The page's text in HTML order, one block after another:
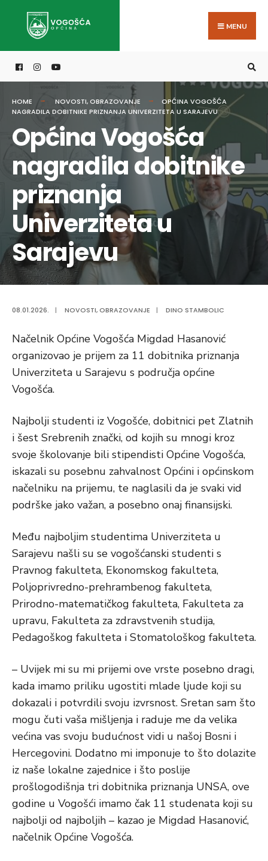
MENU
HOME NOVOSTI,OBRAZOVANJE
OPĆINA VOGOŠĆA
NAGRADILA DOBITNIKE PRIZNANJA UNIVERZITETA U SARAJEVU
Općina Vogošća
nagradila dobitnike
priznanja
Univerziteta u
Sarajevu
08.01.2026. | NOVOSTI,OBRAZOVANJE | DINO STAMBOLIC
Načelnik Općine Vogošća Migdad Hasanović
organizovao je prijem za 11 dobitnika priznanja
Univerziteta u Sarajevu s područja općine
Vogošća.
Najbolji studenti iz Vogošće, dobitnici pet Zlatnih
i šest Srebrenih znački, od kojih su mnogi kroz
svoje školovanje bili stipendisti Općine Vogošća,
iskazali su posebnu zahvalnost Općini i općinskom
načelniku na prijemu, te naglasili da je svaki vid
podrške jako važan, a posebno onaj finansijski.
Među najboljim studentima Univerziteta u
Sarajevu našli su se vogošćanski studenti s
Pravnog fakulteta, Ekonomskog fakulteta,
Poljoprivredno-prehrambenog fakulteta,
Prirodno-matematičkog fakulteta, Fakulteta za
upravu, Fakulteta za zdravstvenih studija,
Pedagoškog fakulteta i Stomatološkog fakulteta.
– Uvijek mi su mi prijemi ove vrste posebno dragi,
kada imamo priliku ugostiti mlade ljude koji su
dokazali i potvrdili svoju izvrsnost. Sretan sam što
mogu čuti vaša mišljenja i raduje me da velika
većina vas svoju budućnost vidi u našoj Bosni i
Hercegovini. Dodatno mi imponuje to što dolazite
iz naše lokalne zajednice i što poslije
prošlogodišnja tri dobitnika priznanja UNSA, ove
godine u Vogošći imamo čak 11 studenata koji su
najbolji od najboljih – kazao je Migdad Hasanović,
načelnik Općine Vogošća.
for: